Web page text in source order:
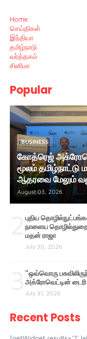
Home
செய்திகள்
இந்தியா
தமிழ்நாடு
வர்த்தகம்
சினிமா
Popular
BUSINESS
கோத்ரெஜ்
மூலம்
ஆதரவை மேலும்
August 03, 2026
புதிய
நாளைய
மதன் ராஜா
July 30, 2026
"ஒவ்வொரு
அக்ரோவெட்டின் டைரி
July 31, 2026
Recent Posts